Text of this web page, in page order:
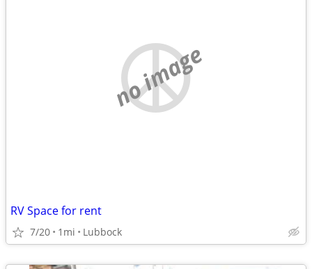
no image
RV Space for rent
7/20 1mi Lubbock